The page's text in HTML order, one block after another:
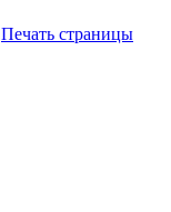
Печать страницы